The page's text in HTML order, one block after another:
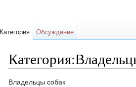
Владельцы собак
Категория Обсуждение